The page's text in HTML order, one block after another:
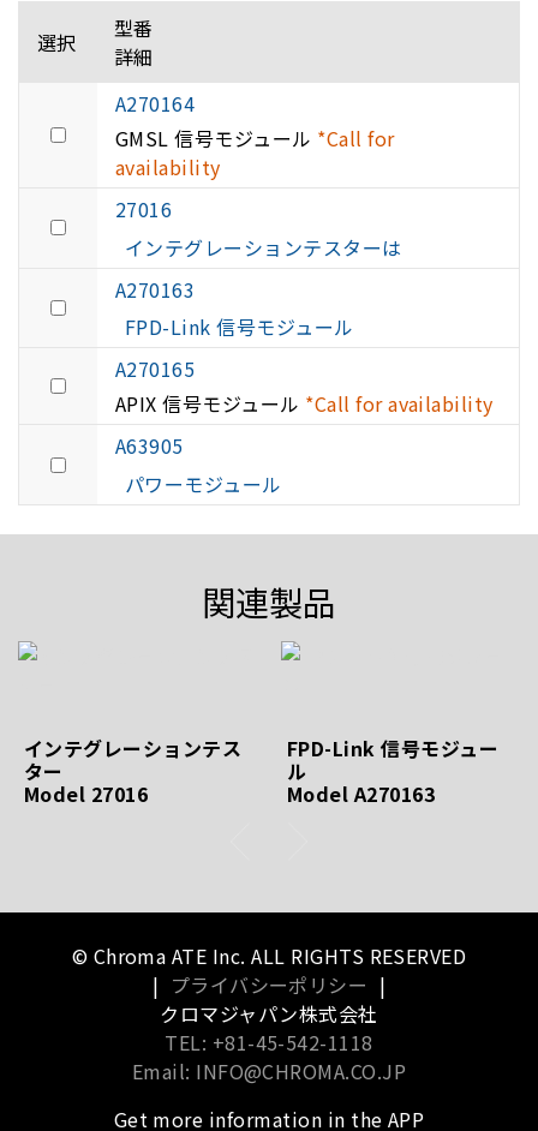
選択
型番
詳細
A270164
GMSL 信号モジュール *Call for
availability
27016
インテグレーションテスターは
A270163
FPD-Link 信号モジュール
A270165
APIX 信号モジュール *Call for availability
A63905
パワーモジュール
関連製品
インテグレーションテス
ター
Model 27016
FPD-Link 信号モジュー
ル
Model A270163
© Chroma ATE Inc. ALL RIGHTS RESERVED
| プライバシーポリシー |
クロマジャパン株式会社
TEL: +81-45-542-1118
Email: INFO@CHROMA.CO.JP
Get more information in the APP